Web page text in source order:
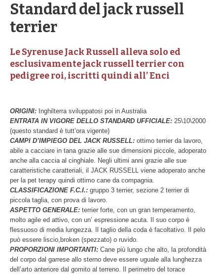
Standard del jack russell
terrier
Le Syrenuse Jack Russell alleva solo ed
esclusivamente jack russell terrier con
pedigree roi, iscritti quindi all’ Enci
ORIGINI: Inghilterra sviluppatosi poi in Australia
ENTRATA IN VIGORE DELLO STANDARD UFFICIALE: 25\10\2000
(questo standard è tutt’ora vigente)
CAMPI D’IMPIEGO DEL JACK RUSSELL: ottimo terrier da lavoro,
abile a cacciare in tana grazie alle sue dimensioni piccole, adoperato
anche alla caccia al cinghiale. Negli ultimi anni grazie alle sue
caratteristiche caratteriali, il JACK RUSSELL viene adoperato anche
per la pet terapy quindi ottimo cane da compagnia.
CLASSIFICAZIONE F.C.I.: gruppo 3 terrier, sezione 2 terrier di
piccola taglia, con prova di lavoro.
ASPETTO GENERALE: terrier forte, con un gran temperamento,
molto agile ed attivo, con un’ espressione acuta. Il suo corpo è
flessuoso di media lungezza. Il taglio della coda è facoltativo. Il pelo
può essere liscio,broken (spezzato) o ruvido.
PROPORZIONI IMPORTANTI: Cane più lungo che alto, la profondità
del corpo dal garrese allo sterno deve essere uguale alla lunghezza
dell’arto anteriore dal gomito al terreno. Il perimetro del torace